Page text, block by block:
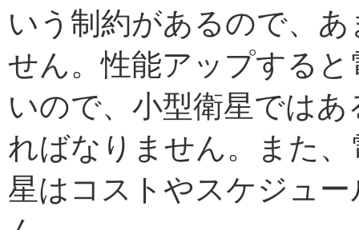
いう制約があるので、
せん。性能アップする
いので、小型衛星では
ればなりません。また
星はコストやスケジュ